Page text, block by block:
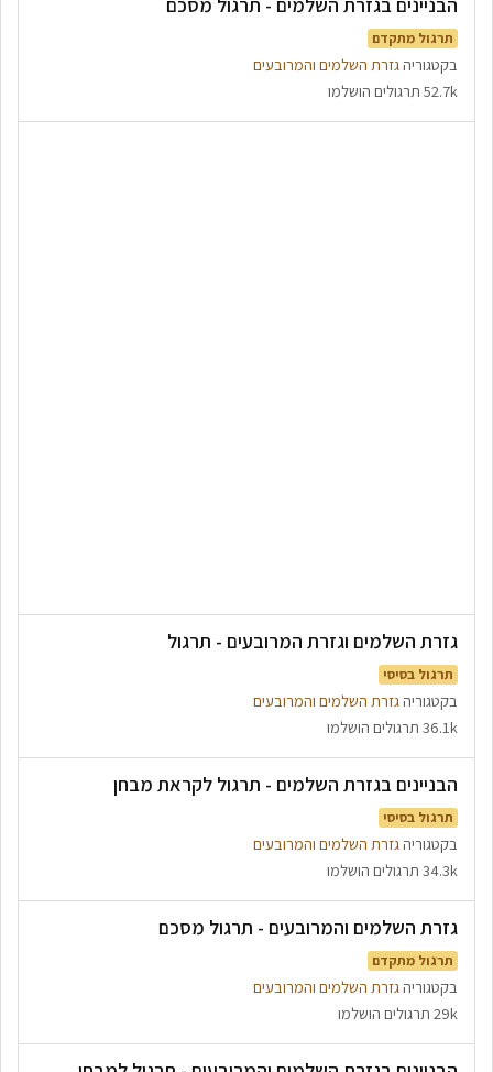
תרגול מתקדם
בקטגוריהגזרת השלמים והמרובעים
52.7k תרגולים הושלמו
גזרת השלמים וגזרת המרובעים - תרגול
תרגול בסיסי
בקטגוריהגזרת השלמים והמרובעים
36.1k תרגולים הושלמו
הבניינים בגזרת השלמים - תרגול לקראת מבחן
תרגול בסיסי
בקטגוריהגזרת השלמים והמרובעים
34.3k תרגולים הושלמו
גזרת השלמים והמרובעים - תרגול מסכם
תרגול מתקדם
בקטגוריהגזרת השלמים והמרובעים
29k תרגולים הושלמו